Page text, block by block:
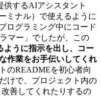
供するAIアシスタント
ミナル）で使えるように
ログラミング中にコード
マー」でしたが、この
ように指示を出し、コー
作業をお手伝いしてくれ
のREADMEを初心者向
けで、プロジェクト内の
善してくれたりするの